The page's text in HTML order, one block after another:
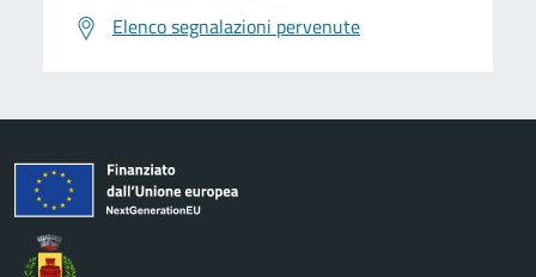
Elenco segnalazioni pervenute